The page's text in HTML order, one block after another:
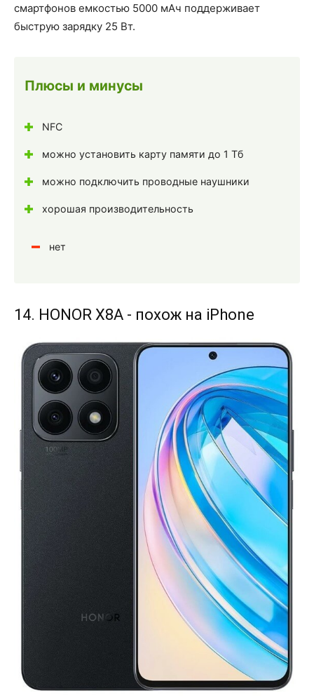
смартфонов емкостью 5000 мАч поддерживает
быструю зарядку 25 Вт.
Плюсы и минусы
NFC
можно установить карту памяти до 1 Тб
можно подключить проводные наушники
хорошая производительность
нет
14. HONOR X8A - похож на iPhone